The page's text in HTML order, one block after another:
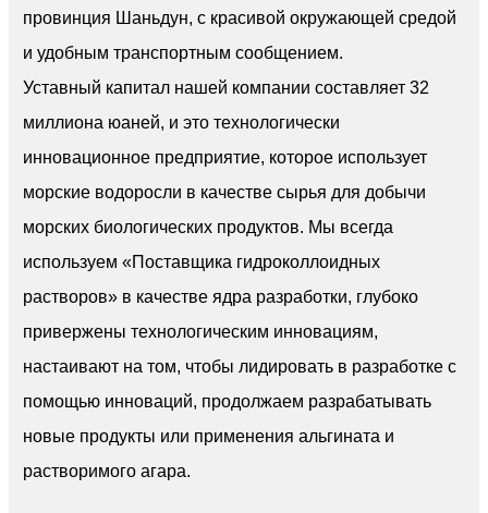
Посмотреть больше
{(C6H7O 6)2Mg} n
———
Альгинат магния представляет собой
соль двухвалентного металла и
альгиновой кислоты...
Посмотреть больше
провинция Шаньдун, с красивой окружающей средой
и удобным транспортным сообщением.
Уставный капитал нашей компании составляет 32
миллиона юаней, и это технологически
инновационное предприятие, которое использует
морские водоросли в качестве сырья для добычи
морских биологических продуктов. Мы всегда
используем «Поставщика гидроколлоидных
растворов» в качестве ядра разработки, глубоко
привержены технологическим инновациям,
настаивают на том, чтобы лидировать в разработке с
помощью инноваций, продолжаем разрабатывать
новые продукты или применения альгината и
растворимого агара.